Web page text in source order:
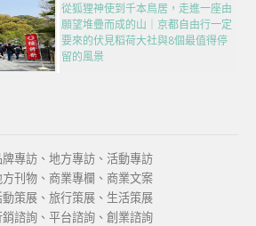
從狐狸神使到千本鳥居，走進一座由
願望堆疊而成的山｜京都自由行一定
要來的伏見稻荷大社與8個最值得停
留的風景
專訪、地方專訪、活動專訪
刊物、商業專欄、商業文案
策展、旅行策展、生活策展
諮詢、平台諮詢、創業諮詢